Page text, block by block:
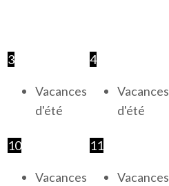
3
Vacances
d'été
4
Vacances
d'été
10
Vacances
11
Vacances